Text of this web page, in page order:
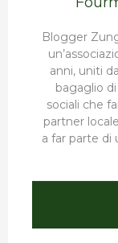
Blogger
anni, uniti
bagaglio
sociali che
partner
a far parte